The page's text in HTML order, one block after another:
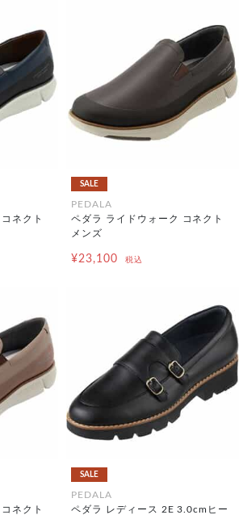
ネクト
SALE
PEDALA
ペダラ ライドウォーク コネクト
メンズ
¥23,100 税込
ネクト
SALE
PEDALA
ペダラ レディース 2E 3.0cmヒー